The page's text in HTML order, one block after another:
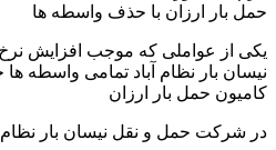
حمل بار ارزان با حذف واسطه ها
یکی از عواملی که موجب افزایش نرخ
نیسان بار نظام آباد تمامی واسطه
کامیون حمل بار ارزان
در شرکت حمل و نقل نیسان بار نظام